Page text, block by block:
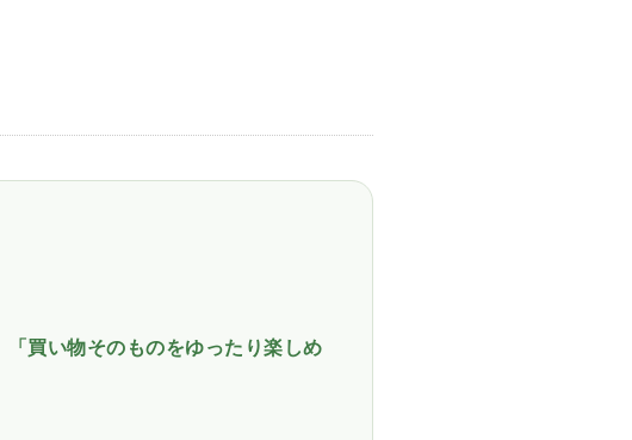
「買い物そのものをゆったり楽しめ